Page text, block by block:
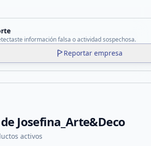
información falsa o actividad sospechosa.
Reportar empresa
Josefina_Arte&Deco
activos